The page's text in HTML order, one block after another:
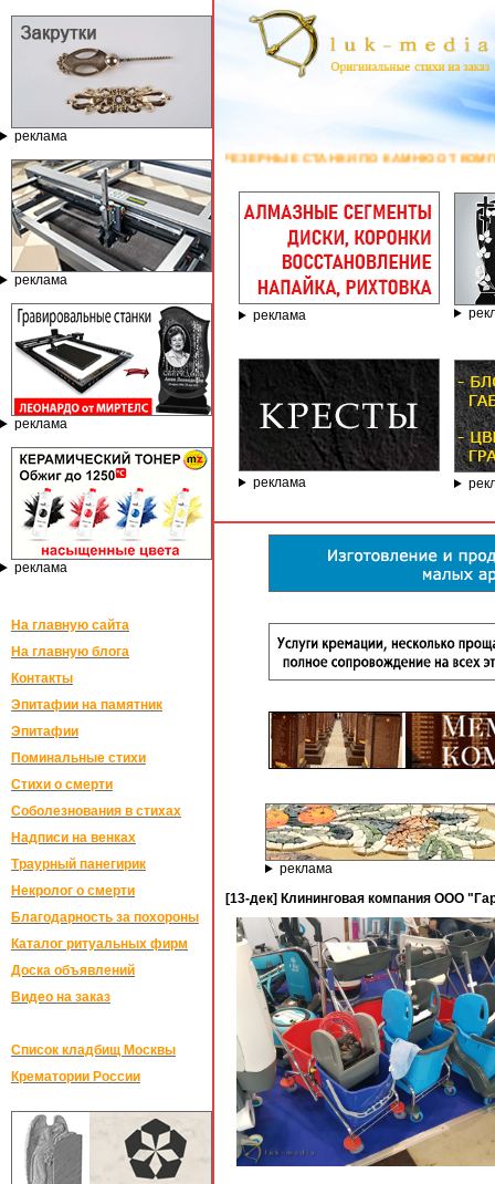
реклама
реклама
реклама
реклама
На главную сайта
На главную блога
Контакты
Эпитафии на памятник
Эпитафии
Поминальные стихи
Стихи о смерти
Соболезнования в стихах
Надписи на венках
Траурный панегирик
Некролог о смерти
Благодарность за похороны
Каталог ритуальных фирм
Доска объявлений
Видео на заказ
Список кладбищ Москвы
Крематории России
И ФРЕЗЕРНЫЕ СТАНКИ ПО КАМНЮ ОТ КОМПАНИИ
реклама
реклама
реклама
[13-дек] Клининговая компания ООО